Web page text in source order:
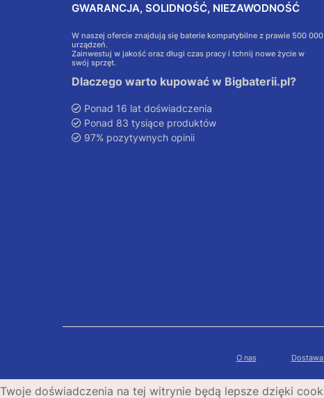
GWARANCJA, SOLIDNOŚĆ, NIEZAWODNOŚĆ
W naszej ofercie znajdują się baterie kompatybilne z prawie 500 000
urządzeń.
Zainwestuj w jakość oraz długi czas pracy i tchnij nowe życie w
swój sprzęt.
Dlaczego warto kupować w Bigbaterii.pl?
Ponad 16 lat doświadczenia
Ponad 83 tysiące produktów
97% pozytywnych opinii
O nas
Twoje doświadczenia na tej witrynie będą lepsze dzięki